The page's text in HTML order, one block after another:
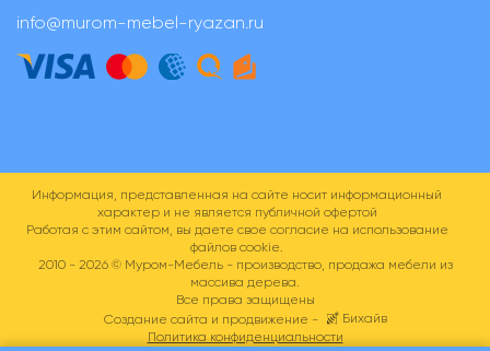
info@murom-mebel-ryazan.ru
Информация, представленная на сайте носит информационный
характер и не является публичной офертой
Работая с этим сайтом, вы даете свое согласие на использование
файлов cookie.
2010 - 2026 ©Муром-Мебель - производство, продажа мебели из
массива дерева.
Все права защищены
Создание сайта и продвижение -
Бихайв
Политика конфиденциальности